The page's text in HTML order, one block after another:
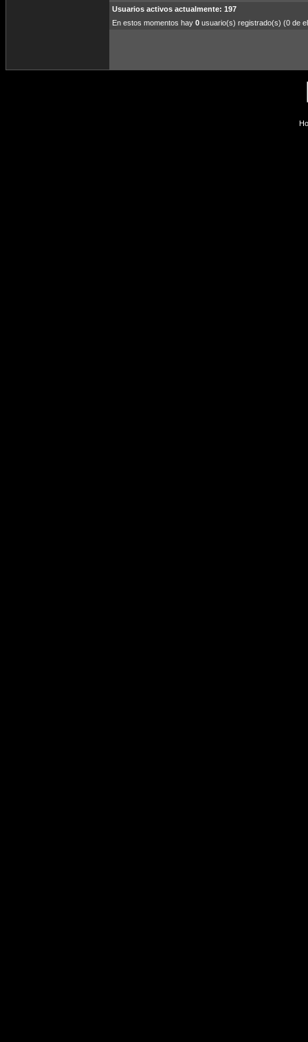
Usuarios activos actualmente: 197
En estos momentos hay 0 usuario(s) registrado(s) (0 de